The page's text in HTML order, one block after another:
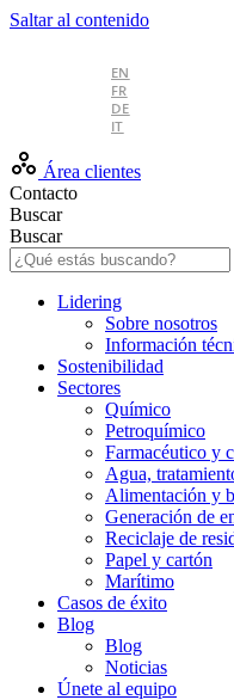
Saltar al contenido
EN
FR
DE
IT
Área clientes
Contacto
Buscar
Buscar
Lidering
Sobre nosotros
Información
Sostenibilidad
Sectores
Químico
Petroquímico
Farmacéutico y
Agua,
Alimentación y
Generación de
Reciclaje de
Papel y cartón
Marítimo
Casos de éxito
Blog
Blog
Noticias
Únete al equipo